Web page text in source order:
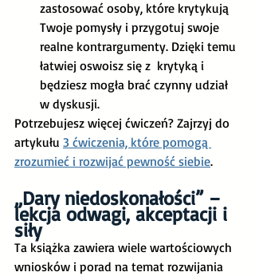
zastosować osoby, które krytykują
Twoje pomysły i przygotuj swoje
realne kontrargumenty. Dzięki temu
łatwiej oswoisz się z  krytyką i
będziesz mogła brać czynny udział
w dyskusji.
Potrzebujesz więcej ćwiczeń? Zajrzyj do
artykułu 3 ćwiczenia, które pomogą
zrozumieć i rozwijać pewność siebie.
„Dary niedoskonałości” –
lekcja odwagi, akceptacji i
siły
Ta książka zawiera wiele wartościowych
wniosków i porad na temat rozwijania